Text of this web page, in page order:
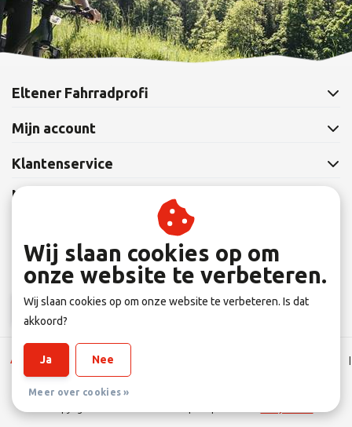
Eltener Fahrradprofi
Mijn account
Klantenservice
Nieuwsbrief
Abonneer je op onze nieuwsbrief om op de hoogte te blijven.
Abonneer
Algemene Leverings voorwaarden
|
Sitemap
Wij slaan cookies op om
onze website te verbeteren.
Wij slaan cookies op om onze website te verbeteren. Is dat
akkoord?
Ja Nee
Meer over cookies »